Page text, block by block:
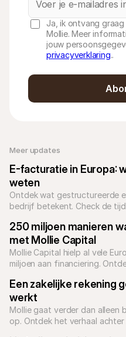
Meer updates
E-facturatie in Europa:
weten
Ontdek wat gestructureerde
bedrijf betekent. Check de
250 miljoen manieren
met Mollie Capital
Mollie Capital hielp al vele
miljoen aan financiering.
Een zakelijke rekening
werkt
Mollie gaat verder dan alleen
op. Ontdek het verhaal achter
Ja, ik ontvang
Mollie. Meer
jouw
privacyverklaring..